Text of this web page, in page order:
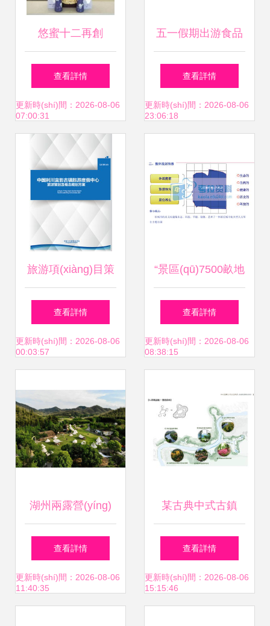
悠蜜十二再創
(chuàng)佳績(jī)，
喜獲仁懷旅游商品
大賽創(chuàng)意
設(shè)計(jì)類二等
查看詳情
更新時(shí)間：2026-08-06
07:00:31
五一假期出游食品
創(chuàng)意設
(shè)計(jì)素材 淘
模板全面指南
查看詳情
更新時(shí)間：2026-08-06
23:06:18
旅游項(xiàng)目策
劃 從創(chuàng)意
構(gòu)思到成功落
查看詳情
更新時(shí)間：2026-08-06
00:03:57
“景區(qū)7500畝地
塊旅游地產(chǎn)
項(xiàng)目綜合發
(bào)告”解讀與旅
游項(xiàng)目策劃
查看詳情
更新時(shí)間：2026-08-06
08:38:15
湖州兩露營(yíng)
地榮膺“全國(guó)
十大”背后 精細(xì)
查看詳情
更新時(shí)間：2026-08-06
11:40:35
某古典中式古鎮
(zhèn)旅游策劃項
(xiàng)目設(shè)計
查看詳情
更新時(shí)間：2026-08-06
15:15:46